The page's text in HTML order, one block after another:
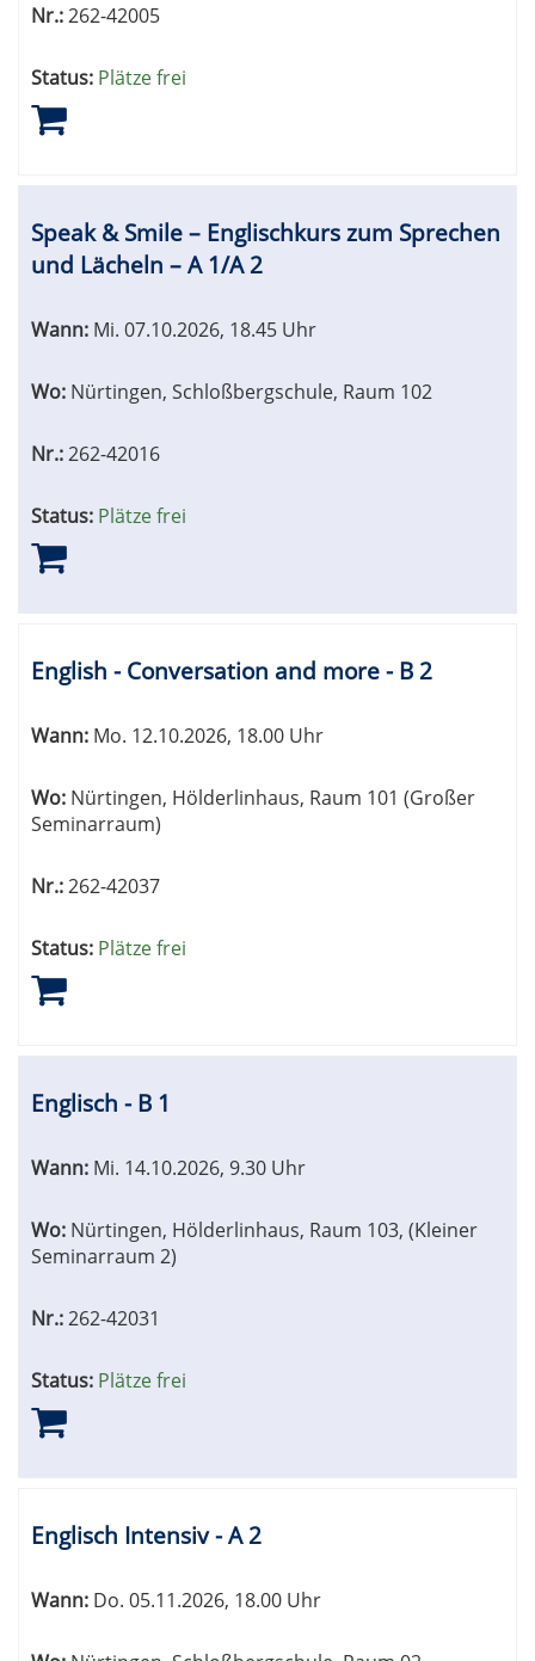
Nr.:262-42005
Status: Plätze frei
Speak & Smile – Englischkurs zum Sprechen
und Lächeln – А 1/А 2
Wann: Mi. 07.10.2026, 18.45 Uhr
Wo: Nürtingen, Schloßbergschule, Raum 102
Nr.:262-42016
Status: Plätze frei
English - Conversation and more - B 2
Wann: Mo. 12.10.2026, 18.00 Uhr
Wo: Nürtingen, Hölderlinhaus, Raum 101 (Großer
Seminarraum)
Nr.:262-42037
Status: Plätze frei
Englisch - B 1
Wann: Mi. 14.10.2026, 9.30 Uhr
Wo: Nürtingen, Hölderlinhaus, Raum 103, (Kleiner
Seminarraum 2)
Nr.:262-42031
Status: Plätze frei
Englisch Intensiv - A 2
Wann: Do. 05.11.2026, 18.00 Uhr